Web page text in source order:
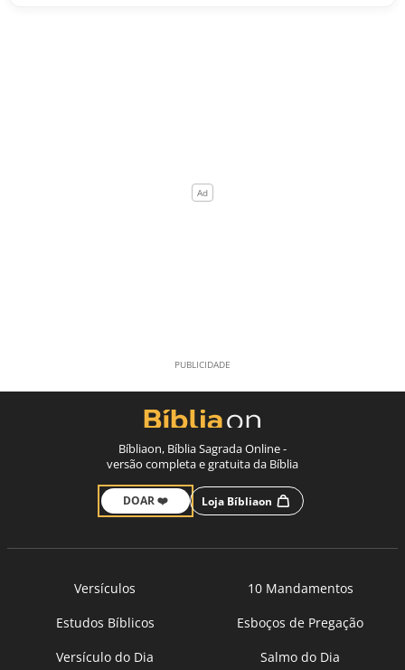
Bíbliaon, Bíblia Sagrada Online -
versão completa e gratuita da Bíblia
DOAR ❤️ Loja Bíbliaon
Versículos
10 Mandamentos
Estudos Bíblicos
Esboços de Pregação
Versículo do Dia
Salmo do Dia